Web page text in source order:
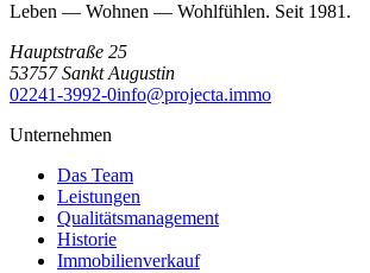
Leben — Wohnen — Wohlfühlen. Seit 1981.
Hauptstraße 25
53757 Sankt Augustin
02241-3992-0info@projecta.immo
Unternehmen
Das Team
Leistungen
Qualitätsmanagement
Historie
Immobilienverkauf